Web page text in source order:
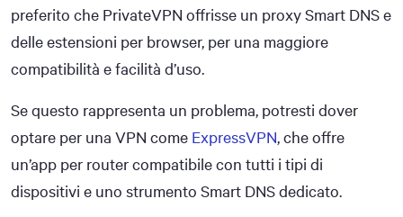
preferito che PrivateVPN offrisse un proxy Smart DNS e
delle estensioni per browser, per una maggiore
compatibilità e facilità d’uso.
Se questo rappresenta un problema, potresti dover
optare per una VPN come ExpressVPN, che offre
un’app per router compatibile con tutti i tipi di
dispositivi e uno strumento Smart DNS dedicato.